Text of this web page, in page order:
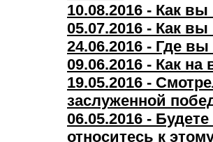
10.08.2016 - Как
05.07.2016 - Как
24.06.2016 - Где
09.06.2016 - Как
19.05.2016 -
заслуженной
06.05.2016 -
относитесь к